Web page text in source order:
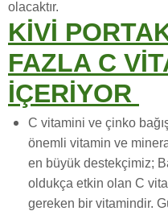
olacaktır.
KİVİ
FAZLA C
İÇERİYOR
C vitamini ve çinko
önemli vitamin ve
en büyük destekçimiz;
oldukça etkin olan C
gereken bir vitamindir.